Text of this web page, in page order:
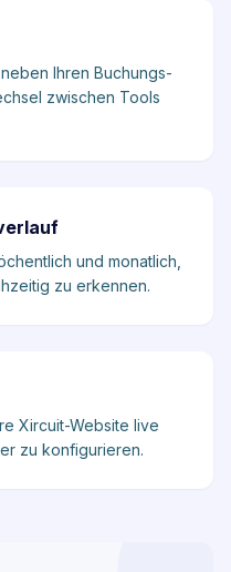
Ihren Buchungs-
zwischen Tools
und monatlich,
zu erkennen.
Xircuit-Website live
zu konfigurieren.